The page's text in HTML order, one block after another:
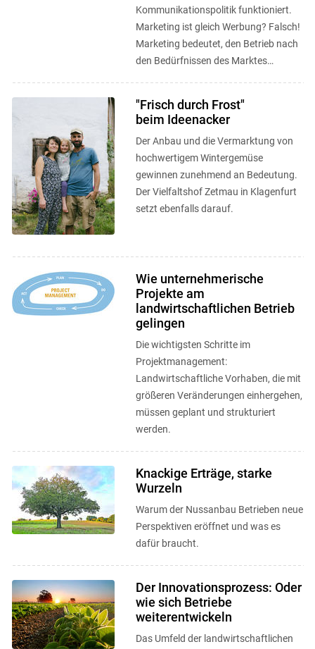
Kommunikationspolitik funktioniert.
Marketing ist gleich Werbung? Falsch!
Marketing bedeutet, den Betrieb nach
den Bedürfnissen des Marktes
"Frisch durch Frost"
beim Ideenacker
Der Anbau und die Vermarktung von
hochwertigem Wintergemüse
gewinnen zunehmend an Bedeutung.
Der Vielfaltshof Zetmau in Klagenfurt
setzt ebenfalls darauf.
Wie unternehmerische
Projekte am
landwirtschaftlichen Betrieb
gelingen
Die wichtigsten Schritte im
Projektmanagement:
Landwirtschaftliche Vorhaben, die mit
größeren Veränderungen einhergehen,
müssen geplant und strukturiert
werden.
Knackige Erträge, starke
Wurzeln
Warum der Nussanbau Betrieben neue
Perspektiven eröffnet und was es
dafür braucht.
Der Innovationsprozess: Oder
wie sich Betriebe
weiterentwickeln
Das Umfeld der landwirtschaftlichen